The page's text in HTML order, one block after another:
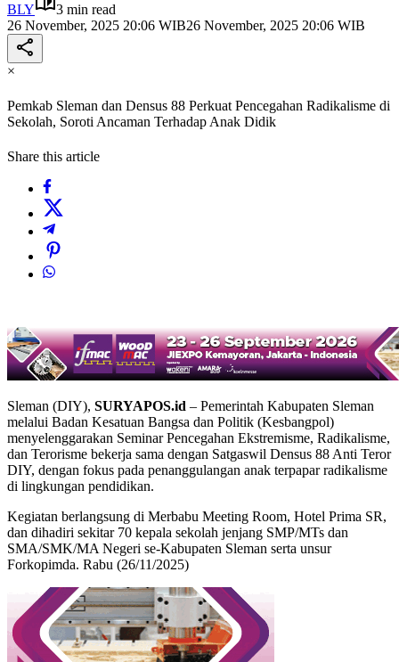
BLY
3 min read
26 November, 2025 20:06 WIB26 November, 2025 20:06 WIB
×
Pemkab Sleman dan Densus 88 Perkuat Pencegahan Radikalisme di
Sekolah, Soroti Ancaman Terhadap Anak Didik
Share this article
Sleman (DIY), SURYAPOS.id – Pemerintah Kabupaten Sleman
melalui Badan Kesatuan Bangsa dan Politik (Kesbangpol)
menyelenggarakan Seminar Pencegahan Ekstremisme, Radikalisme,
dan Terorisme bekerja sama dengan Satgaswil Densus 88 Anti Teror
DIY, dengan fokus pada penanggulangan anak terpapar radikalisme
di lingkungan pendidikan.
Kegiatan berlangsung di Merbabu Meeting Room, Hotel Prima SR,
dan dihadiri sekitar 70 kepala sekolah jenjang SMP/MTs dan
SMA/SMK/MA Negeri se-Kabupaten Sleman serta unsur
Forkopimda. Rabu (26/11/2025)